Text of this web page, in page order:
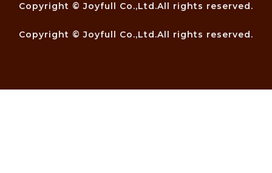
Copyright © Joyfull Co.,Ltd.All rights reserved.
Copyright © Joyfull Co.,Ltd.All rights reserved.